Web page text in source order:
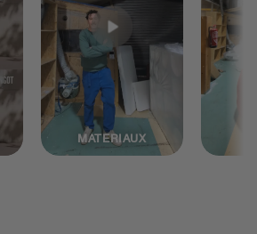
MATERIAUX